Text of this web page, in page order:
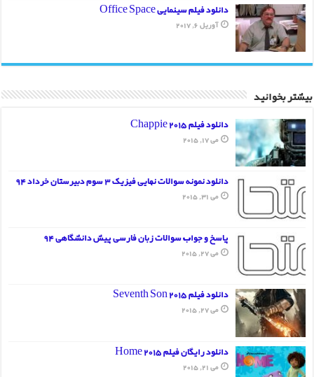
دانلود فیلم سینمایی Office Space
آوریل 6, 2017
بیشتر بخوانید
دانلود فیلم Chappie 2015
می 17, 2015
دانلود نمونه سوالات نهایی فیزیک 3 سوم دبیرستان خرداد 94
می 31, 2015
پاسخ و جواب سوالات زبان فارسی پیش دانشگاهی 94
می 27, 2015
دانلود فیلم Seventh Son 2015
می 27, 2015
دانلود رایگان فیلم Home 2015
می 21, 2015